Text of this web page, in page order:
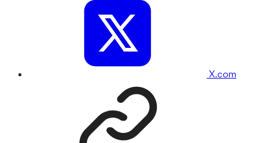
X.com